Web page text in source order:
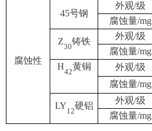
腐蚀性
45号钢
外观/级
腐蚀量/mg
Z
30
铸铁
外观/级
腐蚀量/mg
H
42
黄铜 外观/级
腐蚀量/mg
LY
12
硬铝
外观/级
腐蚀量/mg